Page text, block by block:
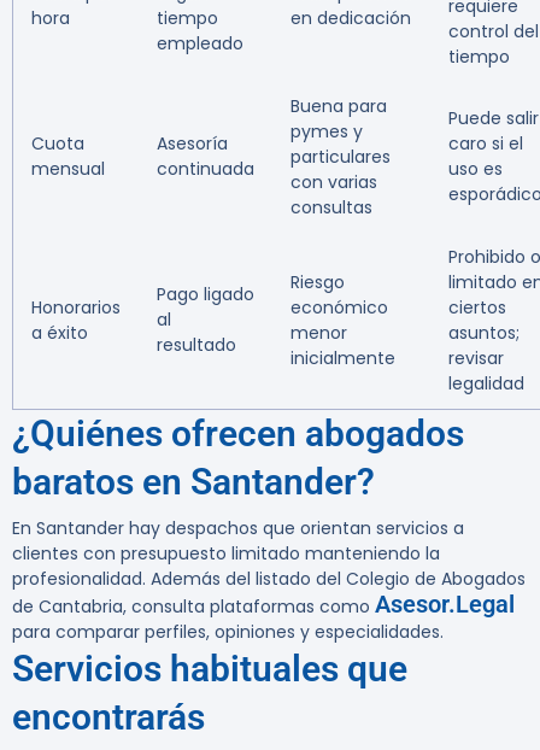
hora
tiempo
empleado
en dedicación
requiere
control del
tiempo
Cuota
mensual
Asesoría
continuada
Buena para
pymes y
particulares
con varias
consultas
Puede salir
caro si el
uso es
Honorarios
a éxito
Pago ligado
al
resultado
Riesgo
económico
menor
inicialmente
Prohibido o
limitado
ciertos
asuntos;
revisar
legalidad
¿Quiénes ofrecen abogados
baratos en Santander?
En Santander hay despachos que orientan servicios a
clientes con presupuesto limitado manteniendo la
profesionalidad. Además del listado del Colegio de Abogados
de Cantabria, consulta plataformas como Asesor.Legal
para comparar perfiles, opiniones y especialidades.
Servicios habituales que
encontrarás